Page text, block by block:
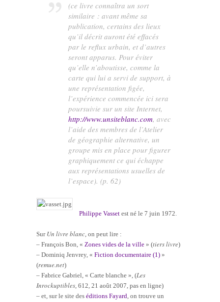
(ce livre connaîtra un sort
similaire : avant même sa
publication, certains des lieux
qu’il décrit auront été effacés
par le reflux urbain, et d’autres
seront apparus. Pour éviter
qu’elle n’aboutisse, comme la
carte qui lui a servi de support, à
une représentation figée,
l’expérience commencée ici sera
poursuivie sur un site Internet,
http://www.unsiteblanc.com, avec
l’aide des membres de l’Atelier
de géographie alternative, un
groupe mis en place pour figurer
graphiquement ce qui échappe
aux représentations usuelles de
l’espace). (p. 62)
Philippe Vasset est né le 7 juin 1972.
Sur Un livre blanc, on peut lire :
– François Bon, « Zones vides de la ville » (tiers livre)
– Dominiq Jenvrey, « Fiction documentaire (1) »
(remue.net)
– Fabrice Gabriel, « Carte blanche », (Les
Inrockuptibles, 612, 21 août 2007, pas en ligne)
– et, sur le site des éditions Fayard, on trouve un